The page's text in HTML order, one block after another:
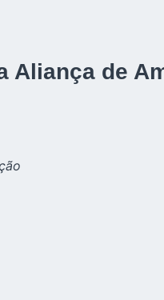
Aliança de